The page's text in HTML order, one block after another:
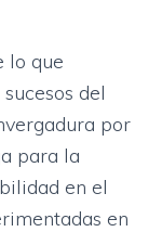
lo que
del
por
para la
en el
en